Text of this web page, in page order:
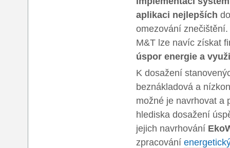
aplikaci nejlepších
omezování
M&T lze navíc získat
úspor energie a
K dosažení
beznákladová a
možné je navrhovat a
hlediska dosažení
jejich navrhování
zpracování